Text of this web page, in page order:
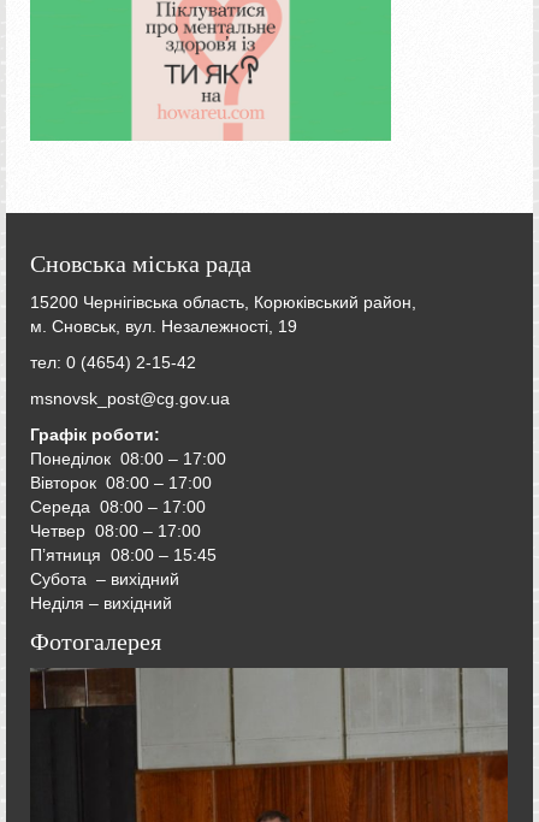
Сновська міська рада
15200 Чернігівська область, Корюківський район,
м. Сновськ, вул. Незалежності, 19
тел: 0 (4654) 2-15-42
msnovsk_post@cg.gov.ua
Графік роботи:
Понеділок 08:00 – 17:00
Вівторок 08:00 – 17:00
Середа 08:00 – 17:00
Четвер 08:00 – 17:00
П’ятниця 08:00 – 15:45
Субота – вихідний
Неділя – вихідний
Фотогалерея